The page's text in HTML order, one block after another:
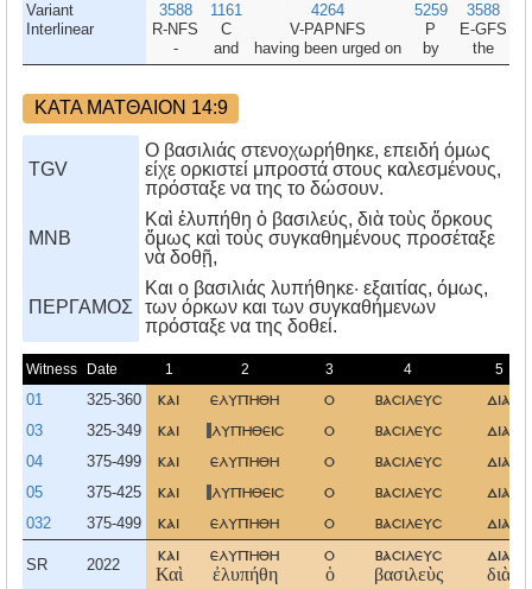
Variant
Interlinear
3588
R-NFS
-
1161
C
and
4264
V-PAPNFS
having been urged on
5259
P
by
3588
E-GFS
the
ΚΑΤΑ ΜΑΤΘΑΙΟΝ 14:9
TGV
Ο βασιλιάς στενοχωρήθηκε, επειδή όμως
είχε ορκιστεί μπροστά στους καλεσμένους,
πρόσταξε να της το δώσουν.
MNB
Καὶ ἐλυπήθη ὁ βασιλεύς, διὰ τοὺς ὅρκους
ὅμως καὶ τοὺς συγκαθημένους προσέταξε
νὰ δοθῇ,
ΠΕΡΓΑΜΟΣ
Kαι ο βασιλιάς λυπήθηκε· εξαιτίας, όμως,
των όρκων και των συγκαθήμενων
πρόσταξε να της δοθεί.
Witness Date 1 2 3 4 5
01 325-360 και ελυπηθη ο βασιλευσ δια
03 325-349 και λυπηθεισ ο βασιλευσ δια
04 375-499 και ελυπηθη ο βασιλευσ δια
05 375-425 και λυπηθεισ ο βασιλευσ δια
032 375-499 και ελυπηθη ο βασιλευσ δια
SR 2022
και
Καὶ
ελυπηθη
ἐλυπήθη
ο
ὁ
βασιλευσ
βασιλεὺς
δια
διὰ